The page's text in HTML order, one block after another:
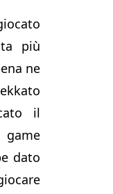
più
ne
il
dato